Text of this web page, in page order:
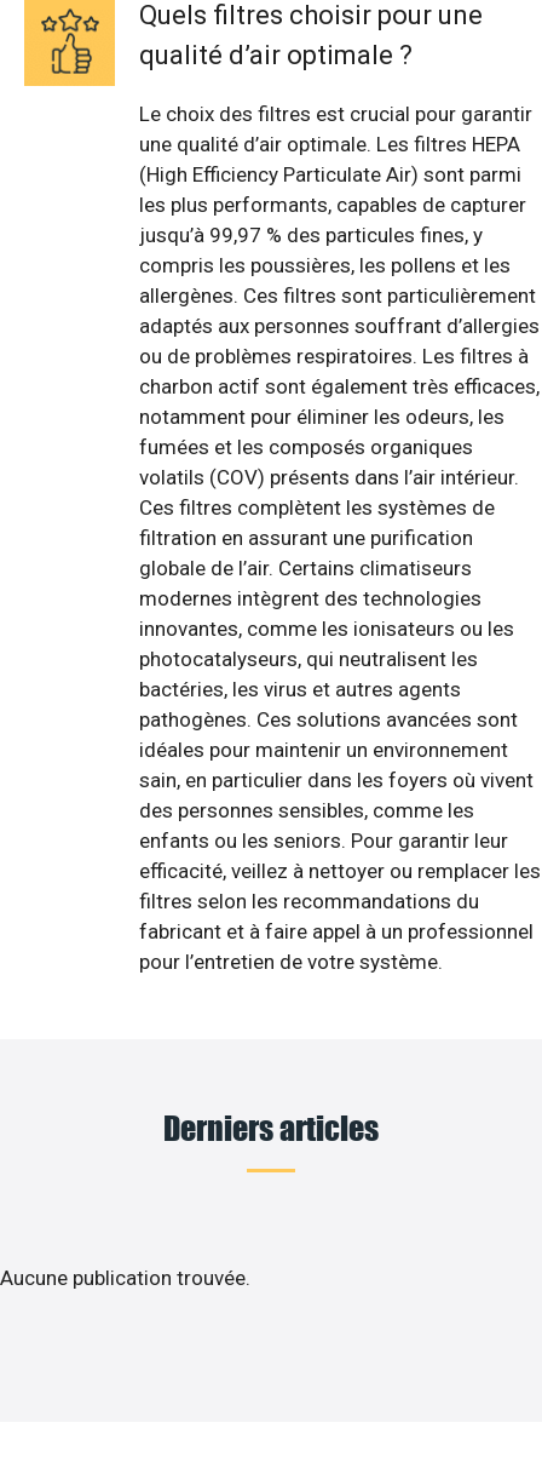
Quels filtres choisir pour une
qualité d’air optimale ?
Le choix des filtres est crucial pour garantir
une qualité d’air optimale. Les filtres HEPA
(High Efficiency Particulate Air) sont parmi
les plus performants, capables de capturer
jusqu’à 99,97 % des particules fines, y
compris les poussières, les pollens et les
allergènes. Ces filtres sont particulièrement
adaptés aux personnes souffrant d’allergies
ou de problèmes respiratoires. Les filtres à
charbon actif sont également très efficaces,
notamment pour éliminer les odeurs, les
fumées et les composés organiques
volatils (COV) présents dans l’air intérieur.
Ces filtres complètent les systèmes de
filtration en assurant une purification
globale de l’air. Certains climatiseurs
modernes intègrent des technologies
innovantes, comme les ionisateurs ou les
photocatalyseurs, qui neutralisent les
bactéries, les virus et autres agents
pathogènes. Ces solutions avancées sont
idéales pour maintenir un environnement
sain, en particulier dans les foyers où vivent
des personnes sensibles, comme les
enfants ou les seniors. Pour garantir leur
efficacité, veillez à nettoyer ou remplacer les
filtres selon les recommandations du
fabricant et à faire appel à un professionnel
pour l’entretien de votre système.
Derniers articles
Aucune publication trouvée.